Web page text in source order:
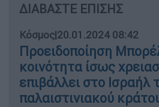
ΔΙΑΒΑΣΤΕ ΕΠΙΣΗΣ
Κόσμος|20.01.2024 08:42
Προειδοποίηση
κοινότητα ίσως
επιβάλλει στο Ισραήλ
παλαιστινιακού